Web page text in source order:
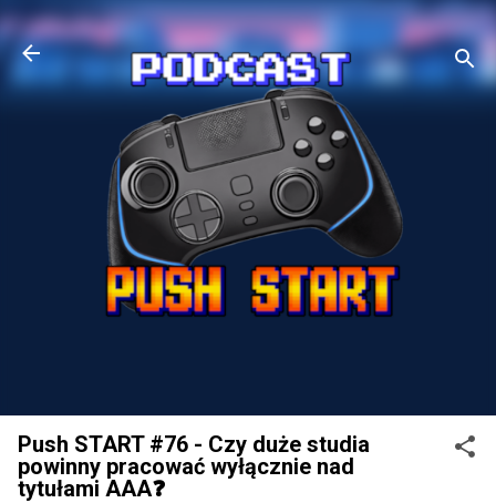
Przejdź do głównej zawartości
Push START #76 - Czy duże studia
powinny pracować wyłącznie nad
tytułami AAA❓